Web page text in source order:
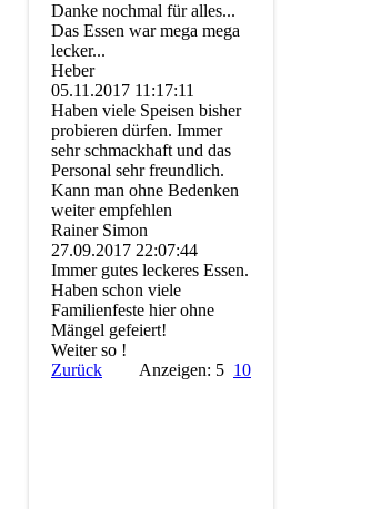
Danke nochmal für alles...
Das Essen war mega mega
lecker...
Heber
05.11.2017 11:17:11
Haben viele Speisen bisher
probieren dürfen. Immer
sehr schmackhaft und das
Personal sehr freundlich.
Kann man ohne Bedenken
weiter empfehlen
Rainer Simon
27.09.2017 22:07:44
Immer gutes leckeres Essen.
Haben schon viele
Familienfeste hier ohne
Mängel gefeiert!
Weiter so !
Zurück
Anzeigen: 5 10